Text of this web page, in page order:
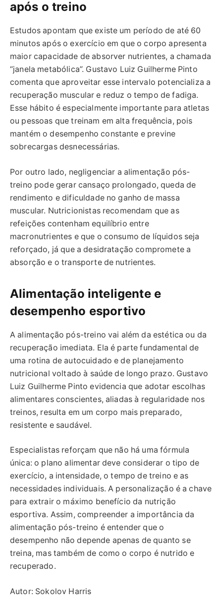
após o treino
Estudos apontam que existe um período de até 60
minutos após o exercício em que o corpo apresenta
maior capacidade de absorver nutrientes, a chamada
“janela metabólica”. Gustavo Luiz Guilherme Pinto
comenta que aproveitar esse intervalo potencializa a
recuperação muscular e reduz o tempo de fadiga.
Esse hábito é especialmente importante para atletas
ou pessoas que treinam em alta frequência, pois
mantém o desempenho constante e previne
sobrecargas desnecessárias.
Por outro lado, negligenciar a alimentação pós-
treino pode gerar cansaço prolongado, queda de
rendimento e dificuldade no ganho de massa
muscular. Nutricionistas recomendam que as
refeições contenham equilíbrio entre
macronutrientes e que o consumo de líquidos seja
reforçado, já que a desidratação compromete a
absorção e o transporte de nutrientes.
Alimentação inteligente e
desempenho esportivo
A alimentação pós-treino vai além da estética ou da
recuperação imediata. Ela é parte fundamental de
uma rotina de autocuidado e de planejamento
nutricional voltado à saúde de longo prazo. Gustavo
Luiz Guilherme Pinto evidencia que adotar escolhas
alimentares conscientes, aliadas à regularidade nos
treinos, resulta em um corpo mais preparado,
resistente e saudável.
Especialistas reforçam que não há uma fórmula
única: o plano alimentar deve considerar o tipo de
exercício, a intensidade, o tempo de treino e as
necessidades individuais. A personalização é a chave
para extrair o máximo benefício da nutrição
esportiva. Assim, compreender a importância da
alimentação pós-treino é entender que o
desempenho não depende apenas de quanto se
treina, mas também de como o corpo é nutrido e
recuperado.
Autor: Sokolov Harris